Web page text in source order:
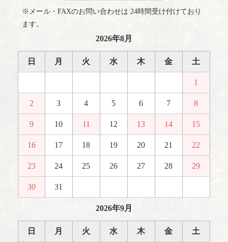
※メール・FAXのお問い合わせは 24時間受け付けており
ます。
2026年8月
日 月 火 水 木 金 土
1
2 3 4 5 6 7 8
9 10 11 12 13 14 15
16 17 18 19 20 21 22
23 24 25 26 27 28 29
30 31
2026年9月
日 月 火 水 木 金 土